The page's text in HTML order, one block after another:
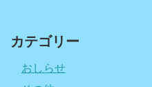
カテゴリー
おしらせ